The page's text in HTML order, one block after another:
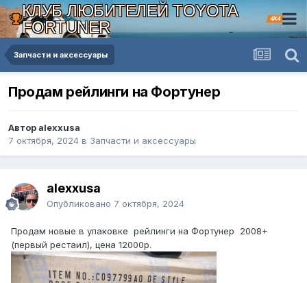
КЛУБ ЛЮБИТЕЛЕЙ TOYOTA
FORTUNER
4X4
Запчасти и аксессуары
Продам рейлинги на Фортунер
Автор alexxusa
7 октября, 2024 в Запчасти и аксессуары
alexxusa
Опубликовано 7 октября, 2024
Продам новые в упаковке рейлинги на Фортунер 2008+
(первый рестаил), цена 12000р.